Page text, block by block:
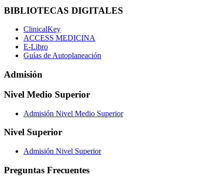
BIBLIOTECAS DIGITALES
ClinicalKey
ACCESS MEDICINA
E-Libro
Guías de Autoplaneación
Admisión
Nivel Medio Superior
Admisión Nivel Medio Superior
Nivel Superior
Admisión Nivel Superior
Preguntas Frecuentes